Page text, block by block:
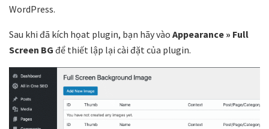
WordPress.
Sau khi đã kích họat plugin, bạn hãy vào Appearance » Full
Screen BG để thiết lập lại cài đặt của plugin.